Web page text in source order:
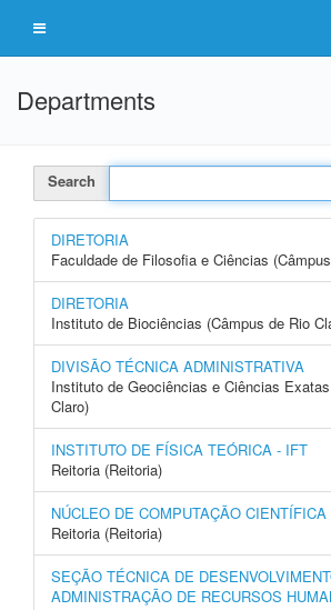
Departments
Search
DIRETORIA
Faculdade de Filosofia e Ciências
DIRETORIA
Instituto de Biociências (Câmpus de Rio
DIVISÃO TÉCNICA ADMINISTRATIVA
Instituto de Geociências e Ciências
Claro)
INSTITUTO DE FÍSICA TEÓRICA - IFT
Reitoria (Reitoria)
NÚCLEO DE COMPUTAÇÃO CIENTÍFICA
Reitoria (Reitoria)
SEÇÃO TÉCNICA DE
ADMINISTRAÇÃO DE RECURSOS